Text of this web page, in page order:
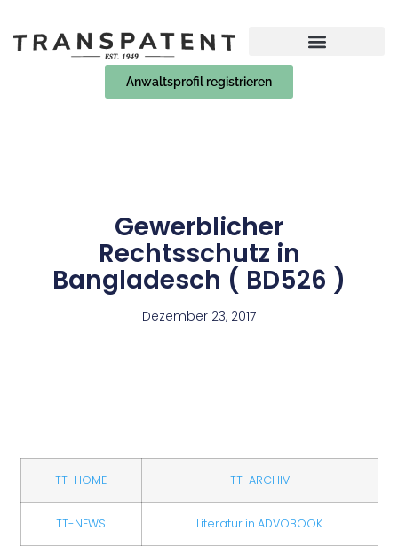
Anwaltsprofil registrieren
Gewerblicher
Rechtsschutz in
Bangladesch ( BD526 )
Dezember 23, 2017
TT-HOME TT-ARCHIV
TT-NEWS Literatur in ADVOBOOK